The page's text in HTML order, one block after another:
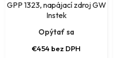
GPP 1323, napájací zdroj GW
Instek
Opýtať sa
€454 bez DPH